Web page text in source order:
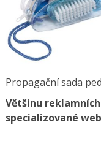
Propagační sada
Většinu
specializované